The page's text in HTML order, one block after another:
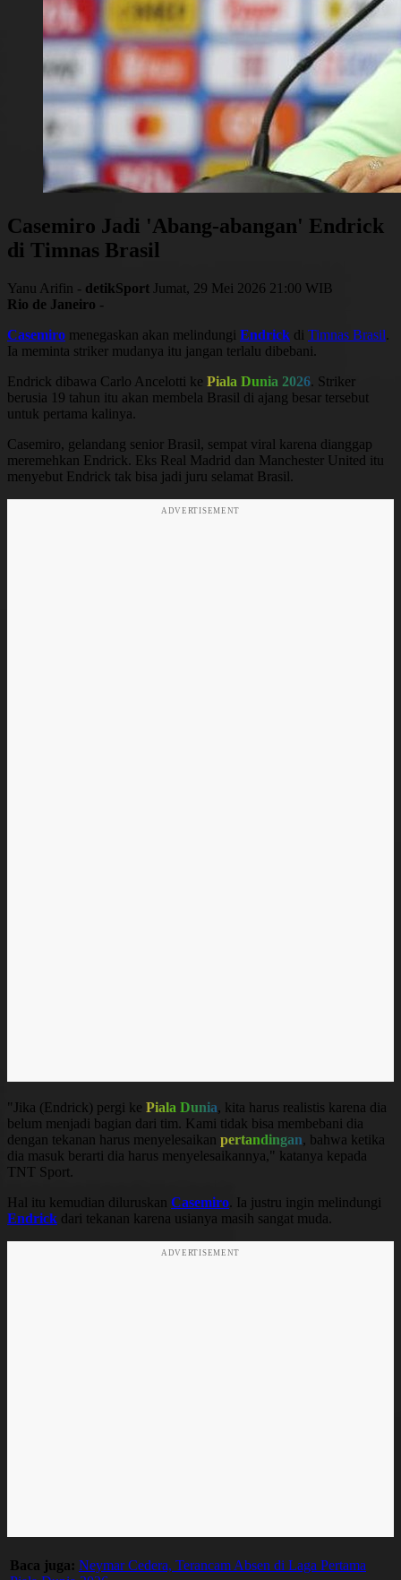
Casemiro Jadi 'Abang-abangan' Endrick
di Timnas Brasil
Yanu Arifin - detikSport Jumat, 29 Mei 2026 21:00 WIB
Rio de Janeiro -
Casemiro menegaskan akan melindungi Endrick di Timnas Brasil.
Ia meminta striker mudanya itu jangan terlalu dibebani.
Endrick dibawa Carlo Ancelotti ke Piala Dunia 2026. Striker
berusia 19 tahun itu akan membela Brasil di ajang besar tersebut
untuk pertama kalinya.
Casemiro, gelandang senior Brasil, sempat viral karena dianggap
meremehkan Endrick. Eks Real Madrid dan Manchester United itu
menyebut Endrick tak bisa jadi juru selamat Brasil.
ADVERTISEMENT
"Jika (Endrick) pergi ke Piala Dunia, kita harus realistis karena dia
belum menjadi bagian dari tim. Kami tidak bisa membebani dia
dengan tekanan harus menyelesaikan pertandingan, bahwa ketika
dia masuk berarti dia harus menyelesaikannya," katanya kepada
TNT Sport.
Hal itu kemudian diluruskan Casemiro . Ia justru ingin melindungi
Endrick dari tekanan karena usianya masih sangat muda.
ADVERTISEMENT
Baca juga: Neymar Cedera, Terancam Absen di Laga Pertama